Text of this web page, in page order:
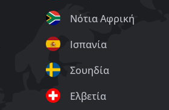
Νότια Αφρική
Ισπανία
Σουηδία
Ελβετία